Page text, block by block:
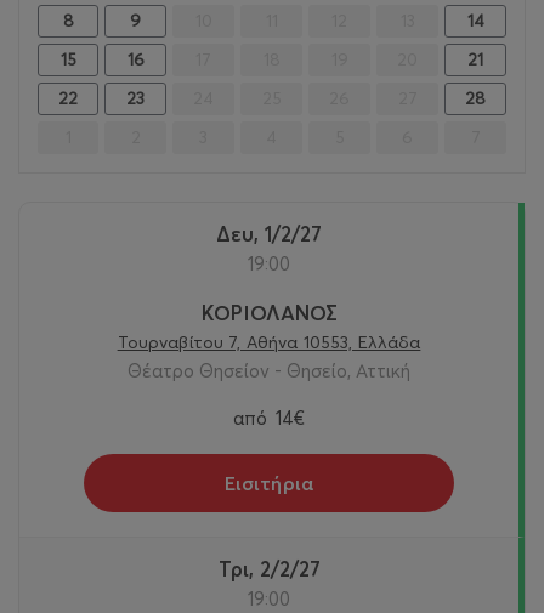
8
9
14
15
16
21
22
23
28
Δευ, 1/2/27
19:00
ΚΟΡΙΟΛΑΝΟΣ
Τουρναβίτου 7, Αθήνα 10553, Ελλάδα
Θέατρο Θησείον - Θησείο, Αττική
από 14€
Εισιτήρια
Τρι, 2/2/27
19:00